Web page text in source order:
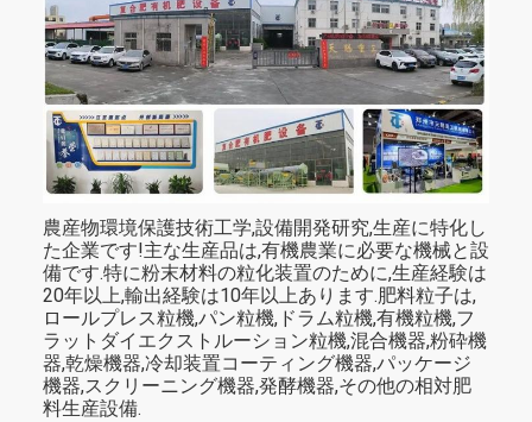
農産物環境保護技術工学,設備開発研究,生産に特化し
た企業です!主な生産品は,有機農業に必要な機械と設
備です.特に粉末材料の粒化装置のために,生産経験は
20年以上,輸出経験は10年以上あります.肥料粒子は,
ロールプレス粒機,パン粒機,ドラム粒機,有機粒機,フ
ラットダイエクストルーション粒機,混合機器,粉砕機
器,乾燥機器,冷却装置コーティング機器,パッケージ
機器,スクリーニング機器,発酵機器,その他の相対肥
料生産設備.